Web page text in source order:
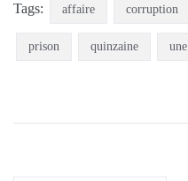
Tags: affaire corruption
prison quinzaine une